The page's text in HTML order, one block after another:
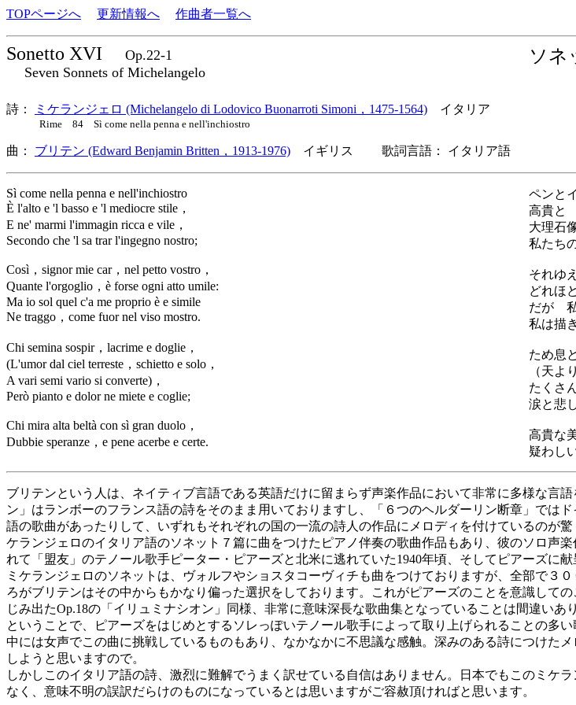
TOPページへ 更新情報へ 作曲者一覧へ
Sonetto XVI
Op.22-1
Seven Sonnets of Michelangelo
ソ
ミケ
詩： ミケランジェロ (Michelangelo di Lodovico Buonarroti Simoni，1475-1564) イタリア
Rime 84 Sì come nella penna e nell'inchiostro
曲： ブリテン (Edward Benjamin Britten，1913-1976) イギリス 歌詞言語： イタリア語
Sì come nella penna e nell'inchiostro
È l'alto e 'l basso e 'l mediocre stile，
E ne' marmi l'immagin ricca e vile，
Secondo che 'l sa trar l'ingegno nostro;
Così，signor mie car，nel petto vostro，
Quante l'orgoglio，è forse ogni atto umile:
Ma io sol quel c'a me proprio è e simile
Ne traggo，come fuor nel viso mostro.
Chi semina sospir，lacrime e doglie，
(L'umor dal ciel terreste，schietto e solo，
A vari semi vario si converte)，
Però pianto e dolor ne miete e coglie;
Chi mira alta beltà con sì gran duolo，
Dubbie speranze，e pene acerbe e certe.
ペンと
高貴と
大理石
私たち
それゆ
どれほ
だが 私
私は描
ため息
（天
たくさ
涙と悲
高貴な
疑わし
ブリテンという人は、ネイティブ言語である英語だけに留まらず声楽作品において非常に多様な言
ン」はランボーのフランス語の詩をそのまま用いておりますし、「６つのヘルダーリン断章」では
語の歌曲があったりして、いずれもそれぞれの国の一流の詩人の作品にメロディを付けているのが
ケランジェロのイタリア語のソネット７篇に曲をつけたピアノ伴奏の歌曲作品もあり、彼のソロ声
れて「盟友」のテノール歌手ピーター・ピアーズと北米に逃れていた1940年頃、そしてピアーズに献
ミケランジェロのソネットは、ヴォルフやショスタコーヴィチも曲をつけておりますが、全部で３
ろがブリテンはその中からもかなり偏った選択をしております。これがピアーズのことを意識して
じみ出たOp.18の「イリュミナシオン」同様、非常に意味深長な歌曲集となっていることは間違いあ
ということで、ピアーズをはじめとするソレっぽいテノール歌手によって取り上げられることの多
中には女声でこの曲に挑戦しているものもあり、なかなかに不思議な感触。深みのある詩につけた
しようと思いますので。
しかしこのイタリア語の詩、激烈に難解でうまく訳せている自信はありません。日本でもこのミケ
なく、意味不明の誤訳だらけのものになっているとは思いますがご容赦頂ければと思います。